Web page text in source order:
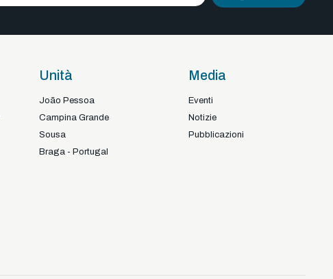
Unità
João Pessoa
Campina Grande
Sousa
Braga - Portugal
Media
Eventi
Notizie
Pubblicazioni